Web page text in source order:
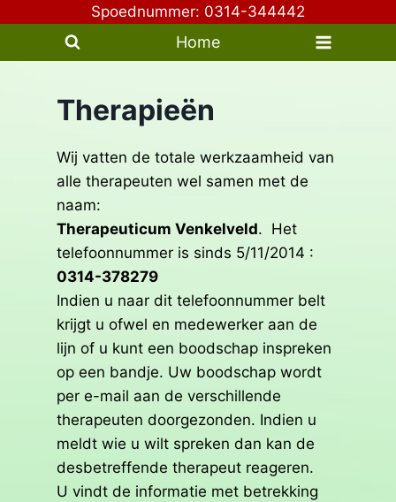
inhoud
Spoednummer: 0314-344442
Home
Therapieën
Wij vatten de totale werkzaamheid van
alle therapeuten wel samen met de
naam:
Therapeuticum Venkelveld. Het
telefoonnummer is sinds 5/11/2014 :
0314-378279
Indien u naar dit telefoonnummer belt
krijgt u ofwel en medewerker aan de
lijn of u kunt een boodschap inspreken
op een bandje. Uw boodschap wordt
per e-mail aan de verschillende
therapeuten doorgezonden. Indien u
meldt wie u wilt spreken dan kan de
desbetreffende therapeut reageren.
U vindt de informatie met betrekking